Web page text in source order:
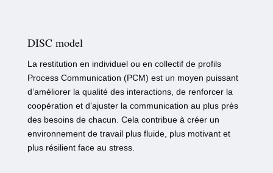
DISC model
La restitution en individuel ou en collectif de profils
Process Communication (PCM) est un moyen puissant
d’améliorer la qualité des interactions, de renforcer la
coopération et d’ajuster la communication au plus près
des besoins de chacun. Cela contribue à créer un
environnement de travail plus fluide, plus motivant et
plus résilient face au stress.